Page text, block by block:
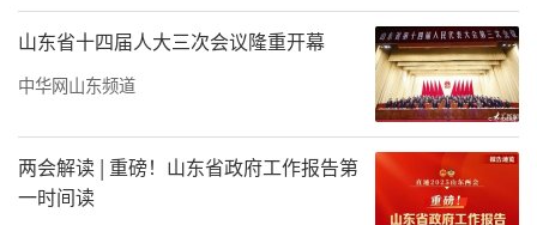
山东省十四届人大三次会议隆重开幕
中华网山东频道
两会解读 | 重磅！山东省政府工作报告第
一时间读